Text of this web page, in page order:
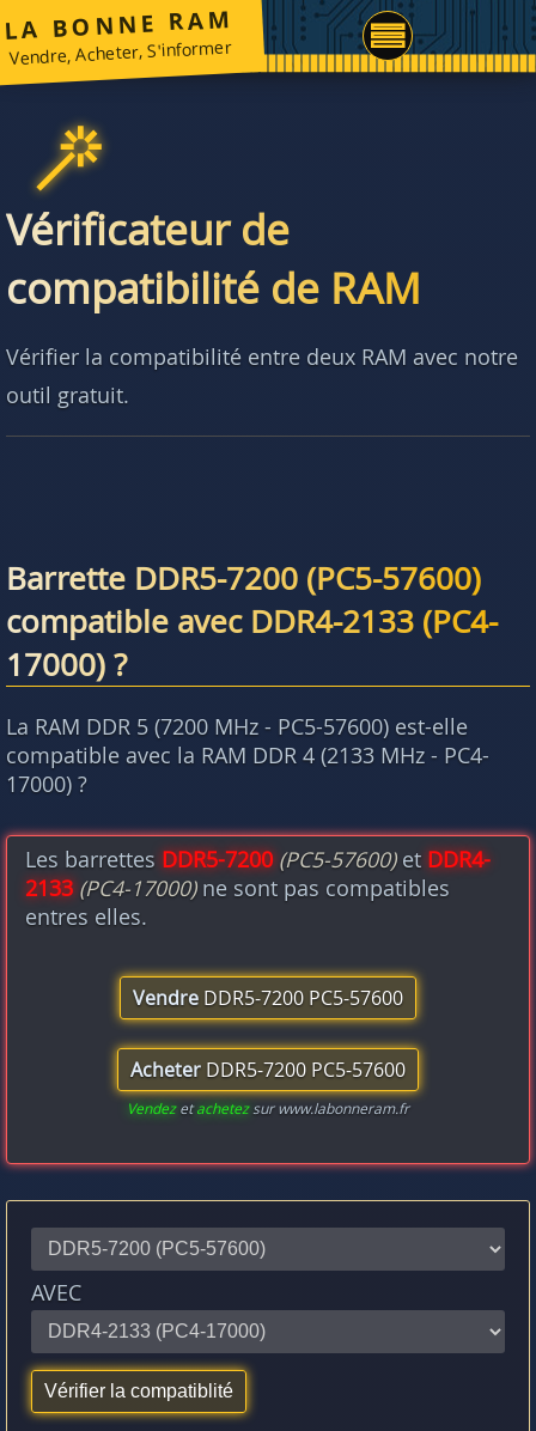
LA BONNE RAM
Vendre, Acheter, S'informer
Vérificateur de
compatibilité de RAM
Vérifier la compatibilité entre deux RAM avec notre
outil gratuit.
Barrette DDR5-7200 (PC5-57600)
compatible avec DDR4-2133 (PC4-
17000) ?
La RAM DDR 5 (7200 MHz - PC5-57600) est-elle
compatible avec la RAM DDR 4 (2133 MHz - PC4-
17000) ?
Les barrettes DDR5-7200 (PC5-57600)et DDR4-
2133 (PC4-17000)ne sont pas compatibles
entres elles.
Vendre DDR5-7200 PC5-57600
Acheter DDR5-7200 PC5-57600
Vendezetachetezsur www.labonneram.fr
AVEC